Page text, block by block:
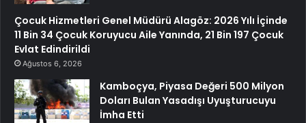
Çocuk Hizmetleri Genel Müdürü Alagöz: 2026 Yılı İçinde
11 Bin 34 Çocuk Koruyucu Aile Yanında, 21 Bin 197 Çocuk
Evlat Edindirildi
Ağustos 6, 2026
Kamboçya, Piyasa Değeri 500 Milyon
Doları Bulan Yasadışı Uyuşturucuyu
İmha Etti